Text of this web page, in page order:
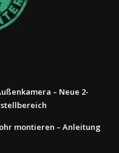
– Neue 2-
montieren – Anleitung